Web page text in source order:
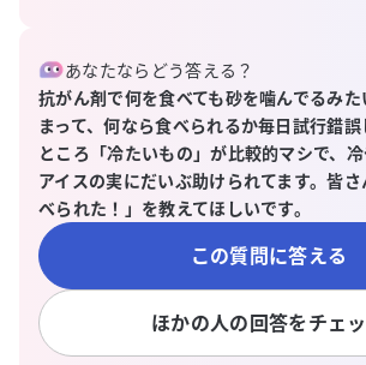
あなたならどう答える？
抗がん剤で何を食べても砂を噛んでるみ
まって、何なら食べられるか毎日試行錯
ところ「冷たいもの」が比較的マシで、
アイスの実にだいぶ助けられてます。皆
べられた！」を教えてほしいです。
この質問に答える
ほかの人の回答をチェ